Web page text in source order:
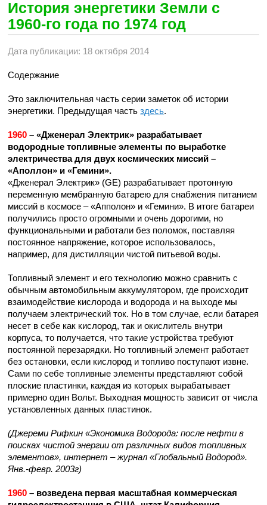
История энергетики Земли с
1960-го года по 1974 год
Дата публикации: 18 октября 2014
Содержание
Это заключительная часть серии заметок об истории
энергетики. Предыдущая частьздесь.
1960 – «Дженерал Электрик» разрабатывает
водородные топливные элементы по выработке
электричества для двух космических миссий –
«Аполлон» и «Гемини».
«Дженерал Электрик» (GE) разрабатывает протонную
переменную мембранную батарею для снабжения питанием
миссий в космосе – «Апполон» и «Гемини». В итоге батареи
получились просто огромными и очень дорогими, но
функциональными и работали без поломок, поставляя
постоянное напряжение, которое использовалось,
например, для дистилляции чистой питьевой воды.
Топливный элемент и его технологию можно сравнить с
обычным автомобильным аккумулятором, где происходит
взаимодействие кислорода и водорода и на выходе мы
получаем электрический ток. Но в том случае, если батарея
несет в себе как кислород, так и окислитель внутри
корпуса, то получается, что такие устройства требуют
постоянной перезарядки. Но топливный элемент работает
без остановки, если кислород и топливо поступают извне.
Сами по себе топливные элементы представляют собой
плоские пластинки, каждая из которых вырабатывает
примерно один Вольт. Выходная мощность зависит от числа
установленных данных пластинок.
(Джереми Рифкин «Экономика Водорода: после нефти в
поисках чистой энергии от различных видов топливных
элементов», интернет – журнал «Глобальный Водород».
Янв.-февр. 2003г)
1960 – возведена первая масштабная коммерческая